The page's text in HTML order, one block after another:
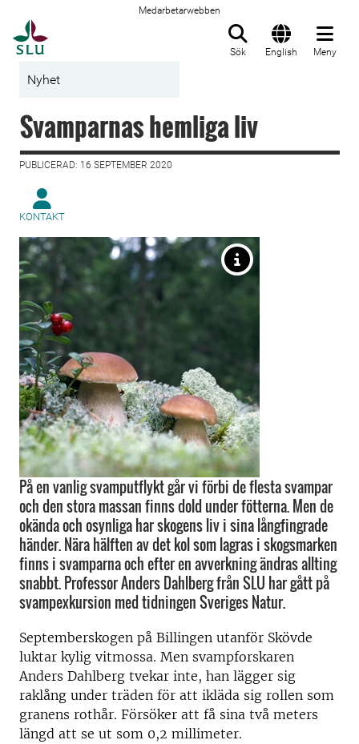
Medarbetarwebben
Sök English Meny
Nyhet
Svamparnas hemliga liv
PUBLICERAD: 16 SEPTEMBER 2020
KONTAKT
På en vanlig svamputflykt går vi förbi de flesta svampar
och den stora massan finns dold under fötterna. Men de
okända och osynliga har skogens liv i sina långfingrade
händer. Nära hälften av det kol som lagras i skogsmarken
finns i svamparna och efter en avverkning ändras allting
snabbt. Professor Anders Dahlberg från SLU har gått på
svampexkursion med tidningen Sveriges Natur.
Septemberskogen på Billingen utanför Skövde
luktar kylig vitmossa. Men svampforskaren
Anders Dahlberg tvekar inte, han lägger sig
raklång under träden för att ikläda sig rollen som
granens rothår. Försöker att få sina två meters
längd att se ut som 0,2 millimeter.